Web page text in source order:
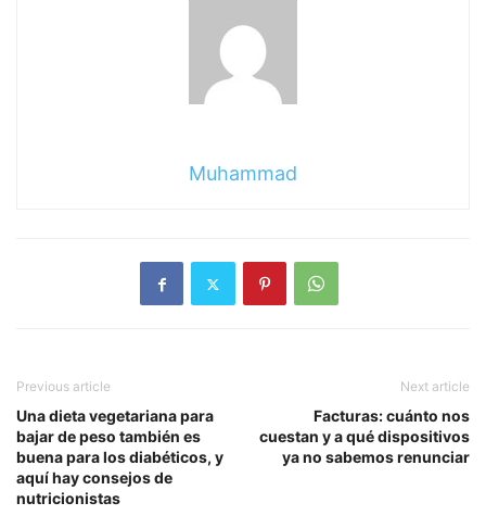
Muhammad
Previous article
Una dieta vegetariana para
bajar de peso también es
buena para los diabéticos, y
aquí hay consejos de
nutricionistas
Next article
Facturas: cuánto nos
cuestan y a qué dispositivos
ya no sabemos renunciar